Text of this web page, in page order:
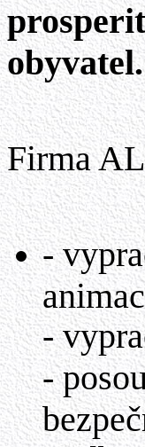
obyvatel.
Firma
-
-
-